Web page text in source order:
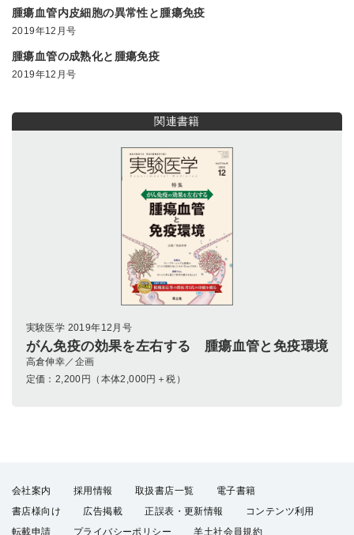
腫瘍血管内皮細胞の異常性と腫瘍免疫
2019年12月号
腫瘍血管の成熟化と腫瘍免疫
2019年12月号
関連書籍
実験医学 2019年12月号
がん免疫の効果を左右する 腫瘍血管と免疫環境
高倉伸幸／企画
定価： 2,200 円（本体2,000円＋税）
会社案内 採用情報 取扱書店一覧
電子書籍
書店様向け
広告掲載 正誤表・更新情報
コンテンツ利用
転載申請
プライバシーポリシー 羊土社会員規約